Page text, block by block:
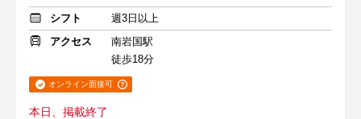
シフト
週3日以上
アクセス
南岩国駅
徒歩18分
オンライン面接可
本日、掲載終了